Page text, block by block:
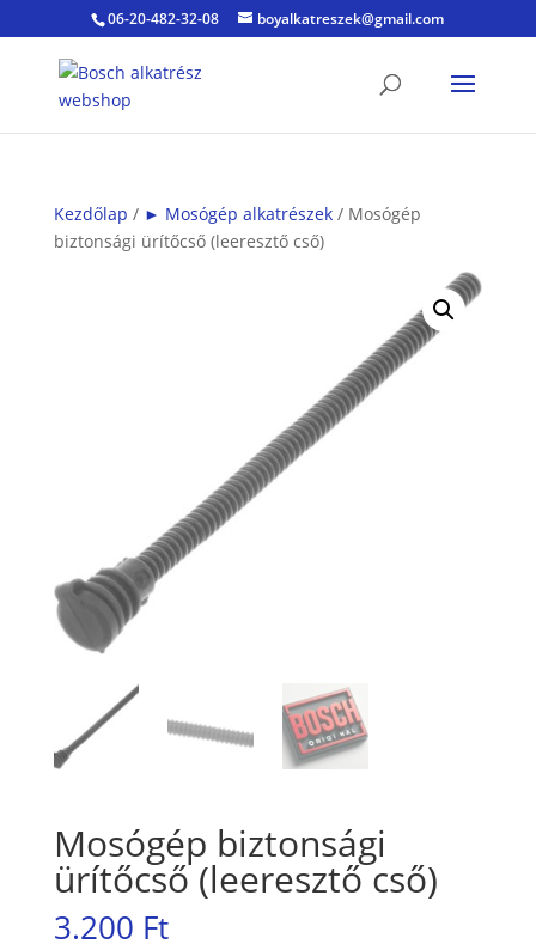
06-20-482-32-08 boyalkatreszek@gmail.com
Kezdőlap / ► Mosógép alkatrészek/ Mosógép
biztonsági ürítőcső (leeresztő cső)
Mosógép biztonsági
ürítőcső (leeresztő cső)
3.200 Ft